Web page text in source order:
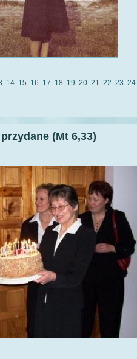
14 15 16 17 18 19 20 21 22 23 24
(Mt 6,33)